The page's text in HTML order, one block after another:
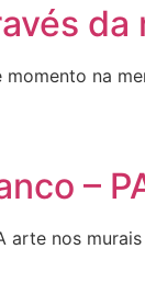
momento na
–
arte nos